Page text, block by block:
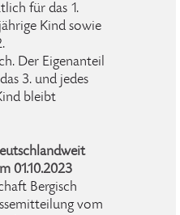
für das 1.
Kind sowie
Der Eigenanteil
3. und jedes
bleibt
01.10.2023
Bergisch
vom